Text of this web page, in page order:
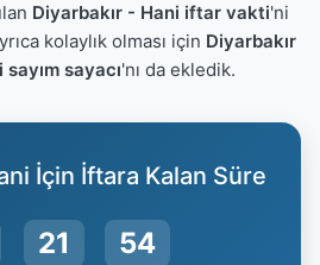
Diyarbakır - Hani iftar vakti'ni
kolaylık olması için Diyarbakır
sayacı'nı da ekledik.
İçin İftara Kalan Süre
21 54